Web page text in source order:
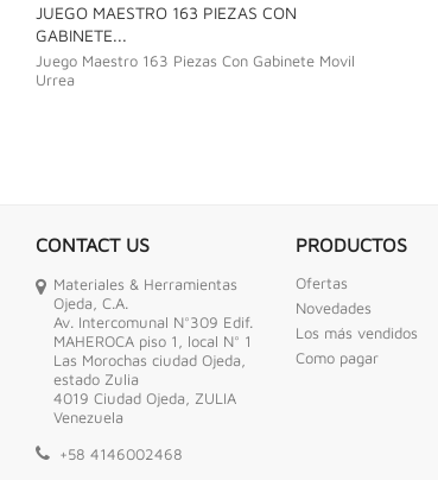
JUEGO MAESTRO 163 PIEZAS CON
GABINETE...
Juego Maestro 163 Piezas Con Gabinete Movil
Urrea
CONTACT US
Materiales & Herramientas
Ojeda, C.A.
Av. Intercomunal N°309 Edif.
MAHEROCA piso 1, local N° 1
Las Morochas ciudad Ojeda,
estado Zulia
4019 Ciudad Ojeda, ZULIA
Venezuela
+58 4146002468
PRODUCTOS
Ofertas
Novedades
Los más vendidos
Como pagar